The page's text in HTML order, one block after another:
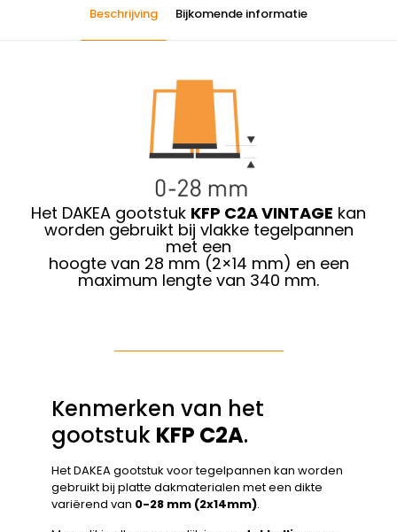
Beschrijving Bijkomende informatie
Het DAKEA gootstuk KFP C2A VINTAGE kan
worden gebruikt bij vlakke tegelpannen
met een
hoogte van 28 mm (2×14 mm) en een
maximum lengte van 340 mm.
Kenmerken van het
gootstuk KFP C2A.
Het DAKEA gootstuk voor tegelpannen kan worden
gebruikt bij platte dakmaterialen met een dikte
variërend van 0-28 mm (2x14mm).